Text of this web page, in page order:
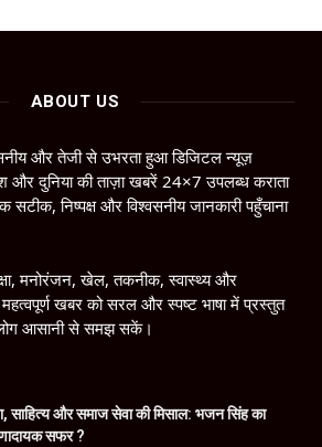
ABOUT US
और तेजी से उभरता हुआ डिजिटल न्यूज़
और दुनिया की ताज़ा खबरें 24×7 उपलब्ध कराता
सटीक, निष्पक्ष और विश्वसनीय जानकारी पहुँचाना
मनोरंजन, खेल, तकनीक, स्वास्थ्य और
महत्वपूर्ण खबर को सरल और स्पष्ट भाषा में प्रस्तुत
आसानी से समझ सकें।
साहित्य और समाज सेवा की मिसाल: भजन सिंह का
सफर ?